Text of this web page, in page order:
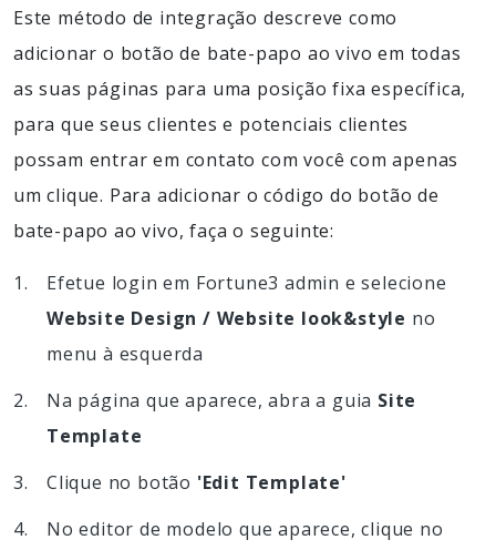
Este método de integração descreve como
adicionar o botão de bate-papo ao vivo em todas
as suas páginas para uma posição fixa específica,
para que seus clientes e potenciais clientes
possam entrar em contato com você com apenas
um clique. Para adicionar o código do botão de
bate-papo ao vivo, faça o seguinte:
Efetue login em Fortune3 admin e selecione
Website Design / Website look&style no
menu à esquerda
Na página que aparece, abra a guia Site
Template
Clique no botão 'Edit Template'
No editor de modelo que aparece, clique no